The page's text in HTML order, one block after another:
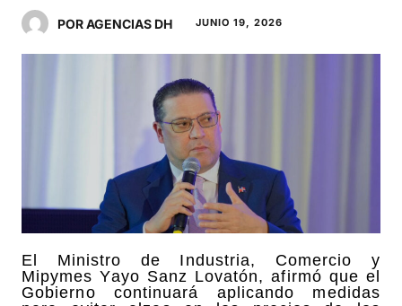
POR AGENCIAS DH JUNIO 19, 2026
El Ministro de Industria, Comercio y
Mipymes Yayo Sanz Lovatón, afirmó que el
Gobierno continuará aplicando medidas